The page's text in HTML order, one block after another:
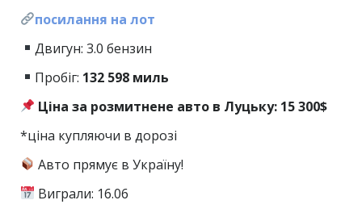
посилання на лот
Двигун: 3.0 бензин
Пробіг: 132 598 миль
Ціна за розмитнене авто в Луцьку: 15 300$
*ціна купляючи в дорозі
Авто прямує в Україну!
Виграли: 16.06